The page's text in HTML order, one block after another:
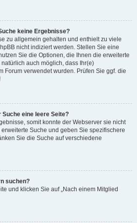
keine Ergebnisse?
zu allgemein gehalten und enthielt zu viele
nicht indiziert werden. Stellen Sie eine
Sie die Optionen, die Ihnen die erweiterte
auch möglich, dass Ihr(e)
Forum verwendet wurden. Prüfen Sie ggf. die
eine leere Seite?
somit konnte der Webserver sie nicht
Suche und geben Sie spezifischere
Sie die Suche auf verschiedene
suchen?
und klicken Sie auf „Nach einem Mitglied